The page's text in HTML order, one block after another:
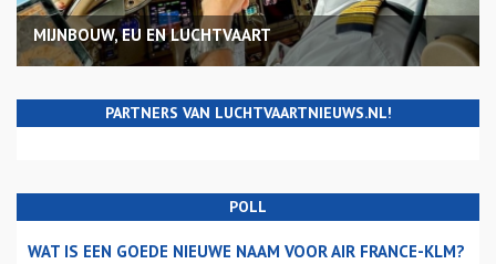
MIJNBOUW, EU EN LUCHTVAART
PARTNERS VAN LUCHTVAARTNIEUWS.NL!
POLL
WAT IS EEN GOEDE NIEUWE NAAM VOOR AIR FRANCE-KLM?